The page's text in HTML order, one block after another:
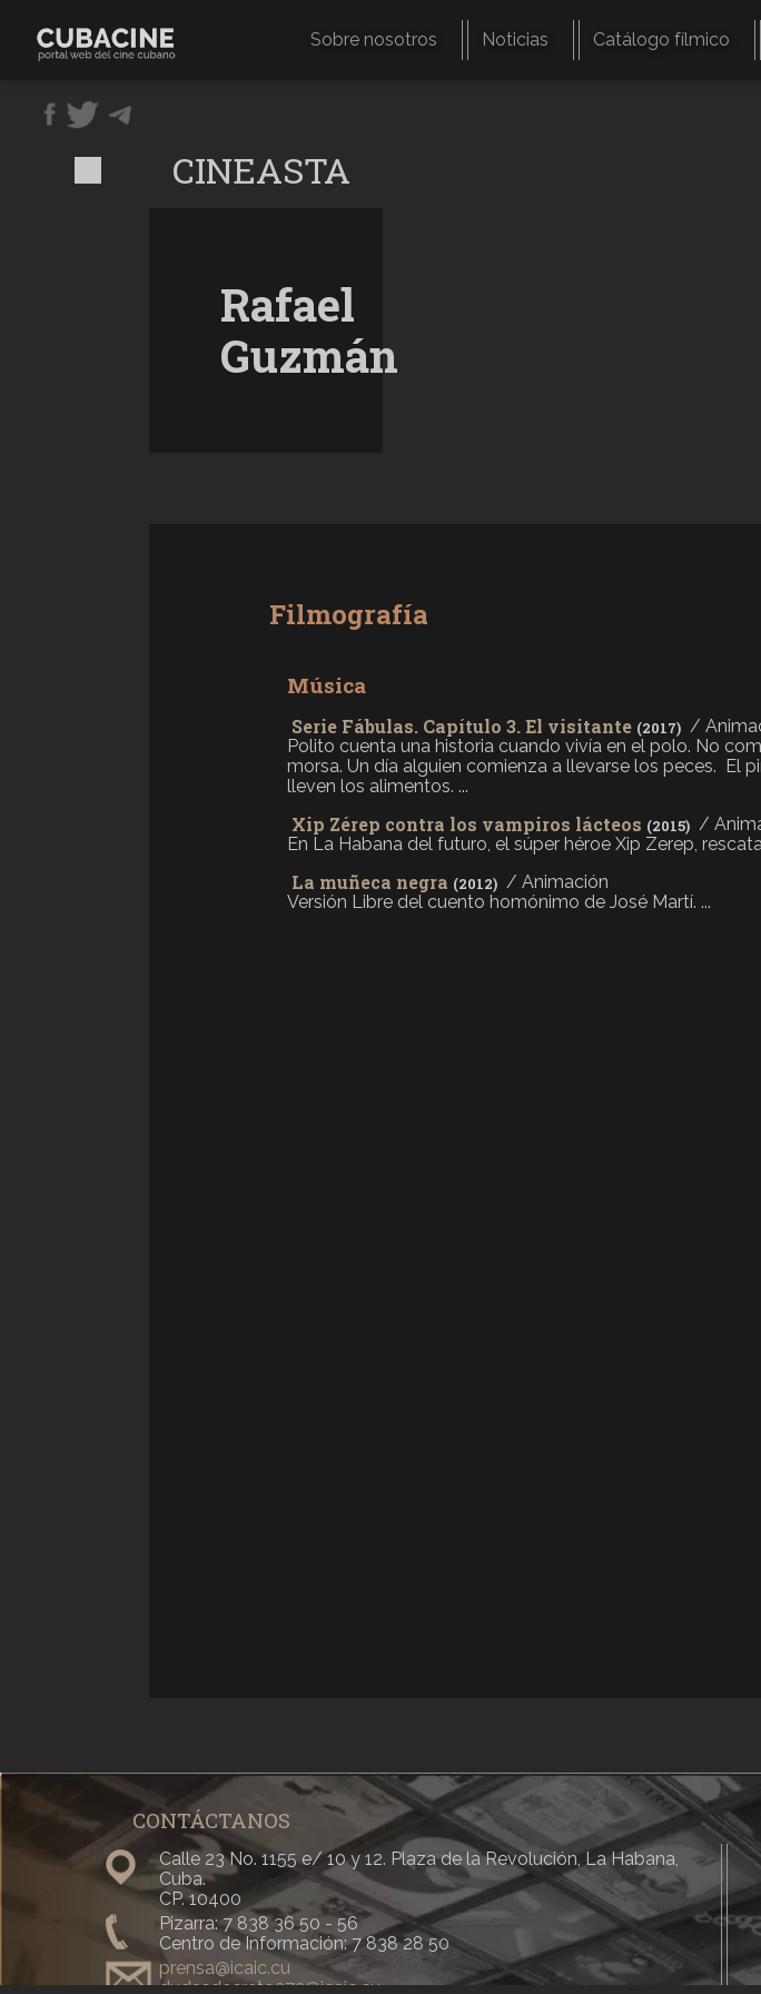
contenido
Navegación
Sobre nosotros Noticias Catálogo fílmico
CINEASTA
Rafael
Guzmán
Filmografía
Música
Serie Fábulas. Capítulo 3. El visitante (2017) /
Polito cuenta una historia cuando vivía en el polo. No
morsa. Un día alguien comienza a llevarse los peces. El
lleven los alimentos. ...
Xip Zérep contra los vampiros lácteos (2015) /
En La Habana del futuro, el súper héroe Xip Zerep,
La muñeca negra (2012) / Animación
Versión Libre del cuento homónimo de José Martí. ...
CONTÁCTANOS
Calle 23 No. 1155 e/ 10 y 12. Plaza de la Revolución, La Habana,
Cuba.
CP. 10400
Pizarra: 7 838 36 50 - 56
Centro de Información: 7 838 28 50
prensa@icaic.cu
dudasdecreto373@icaic.cu